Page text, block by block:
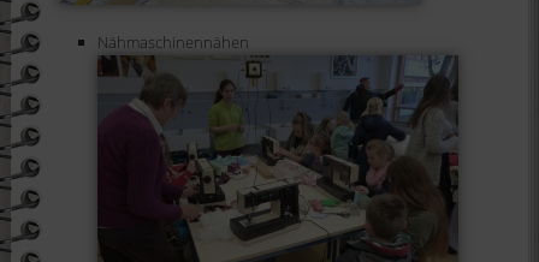
Nähmaschinennähen